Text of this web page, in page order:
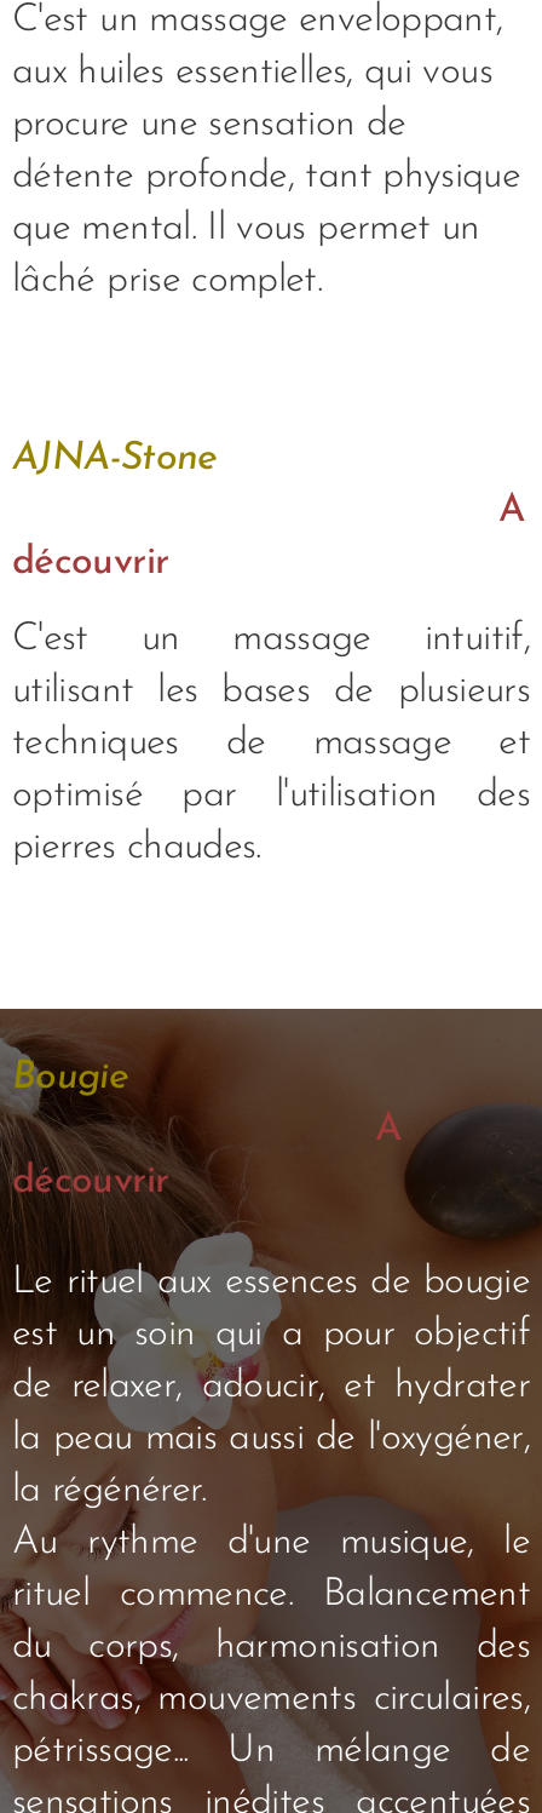
C'est un massage enveloppant,
aux huiles essentielles, qui vous
procure une sensation de
détente profonde, tant physique
que mental. Il vous permet un
lâché prise complet.
AJNA-Stone
A
découvrir
C'est un massage intuitif,
utilisant les bases de plusieurs
techniques de massage et
optimisé par l'utilisation des
pierres chaudes.
Bougie
A
découvrir
Le rituel aux essences de bougie
est un soin qui a pour objectif
de relaxer, adoucir, et hydrater
la peau mais aussi de l'oxygéner,
la régénérer.
Au rythme d'une musique, le
rituel commence. Balancement
du corps, harmonisation des
chakras, mouvements circulaires,
pétrissage... Un mélange de
sensations inédites accentuées